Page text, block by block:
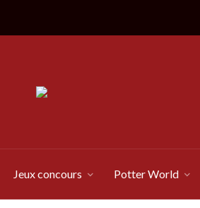
Jeux concours Potter World